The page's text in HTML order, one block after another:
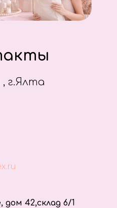
г.Ялта
42,склад 6/1